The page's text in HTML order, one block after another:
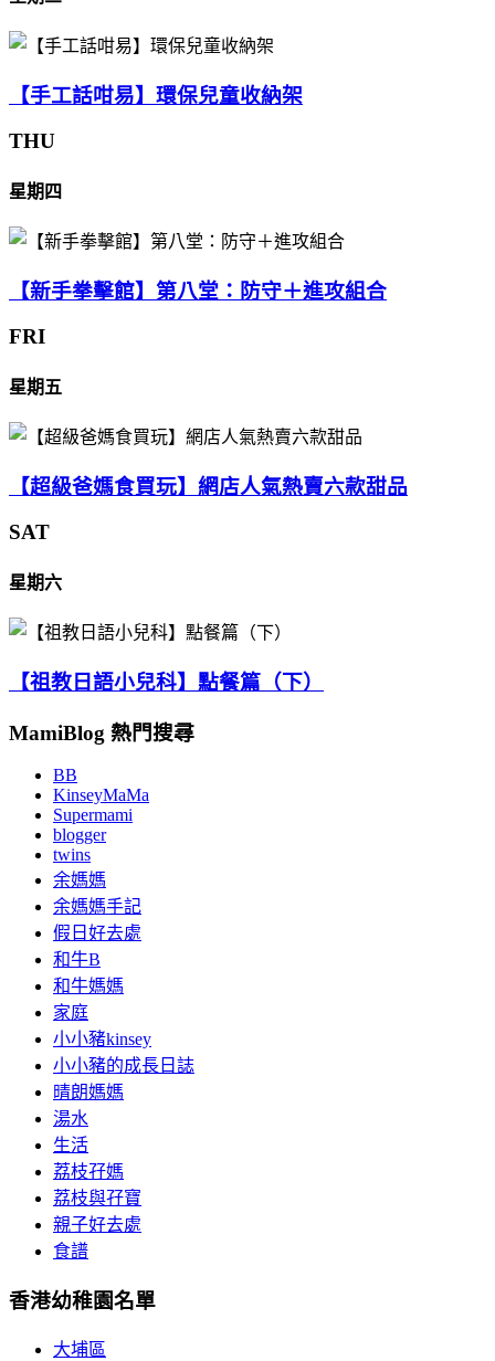
【手工話咁易】環保兒童收納架
THU
星期四
【新手拳擊館】第八堂：防守＋進攻組合
FRI
星期五
【超級爸媽食買玩】網店人氣熱賣六款甜品
SAT
星期六
【祖教日語小兒科】點餐篇（下）
MamiBlog 熱門搜尋
BB
KinseyMaMa
Supermami
blogger
twins
余媽媽
余媽媽手記
假日好去處
和牛B
和牛媽媽
家庭
小小豬kinsey
小小豬的成長日誌
晴朗媽媽
湯水
生活
荔枝孖媽
荔枝與孖寶
親子好去處
食譜
香港幼稚園名單
大埔區